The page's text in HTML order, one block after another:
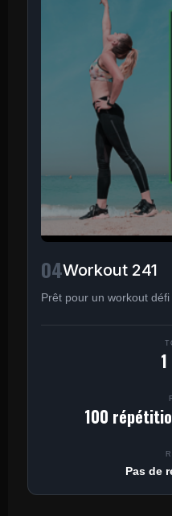
04Workout 241
Prêt pour un workout
100
Pas de